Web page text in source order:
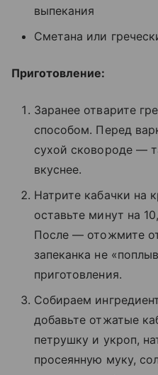
выпекания
Сметана или
Приготовление:
Заранее отварите
способом. Перед
сухой сковороде —
вкуснее.
Натрите кабачки на
оставьте минут на
После — отожмите
запеканка не
приготовления.
Собираем
добавьте отжатые
петрушку и укроп,
просеянную муку,